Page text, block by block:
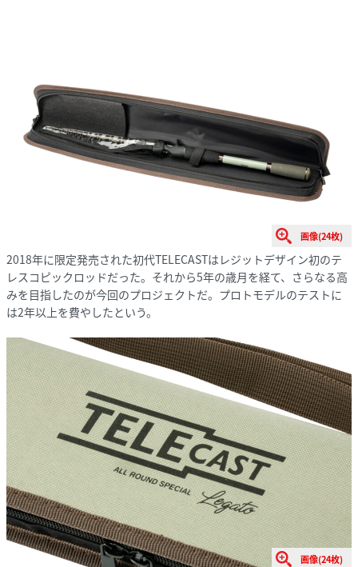
画像(24枚)
2018年に限定発売された初代TELECASTはレジットデザイン初のテ
レスコピックロッドだった。それから5年の歳月を経て、さらなる高
みを目指したのが今回のプロジェクトだ。プロトモデルのテストに
は2年以上を費やしたという。
画像(24枚)